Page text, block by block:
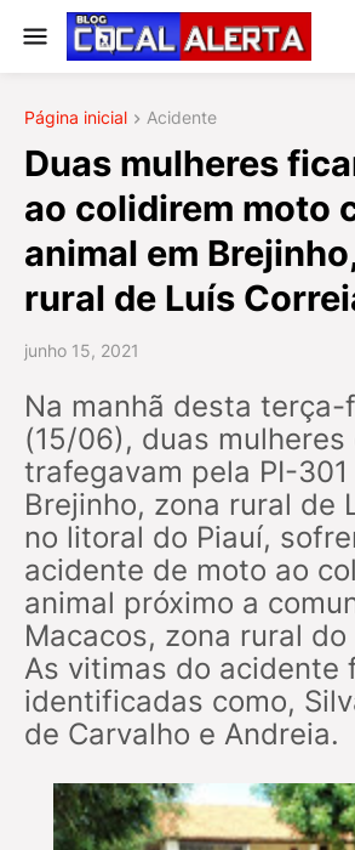
Página inicial Acidente
Duas mulheres
ao colidirem moto
animal em
rural de Luís
junho 15, 2021
Na manhã desta terça-
(15/06), duas mulheres
trafegavam pela PI-301
Brejinho, zona rural de
no litoral do Piauí,
acidente de moto ao
animal próximo a
Macacos, zona rural
As vitimas do acidente
identificadas como,
de Carvalho e Andreia.